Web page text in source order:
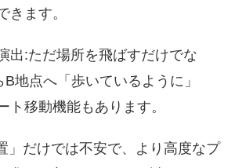
きます。
出:ただ場所を飛ばすだけでな
B地点へ「歩いているように」
ト移動機能もあります。
」だけでは不安で、より高度なプ